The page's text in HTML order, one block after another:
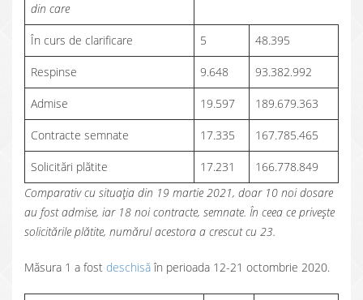
din care
În curs de clarificare 5 48.395
Respinse 9.648 93.382.992
Admise 19.597 189.679.363
Contracte semnate 17.335 167.785.465
Solicitări plătite 17.231
166.778.849
Comparativ cu situația din 19 martie 2021, doar 10 noi dosare
au fost admise, iar 18 noi contracte, semnate. În ceea ce privește
solicitările plătite, numărul acestora a crescut cu 23.
Măsura 1 a fost deschisăîn perioada 12-21 octombrie 2020.